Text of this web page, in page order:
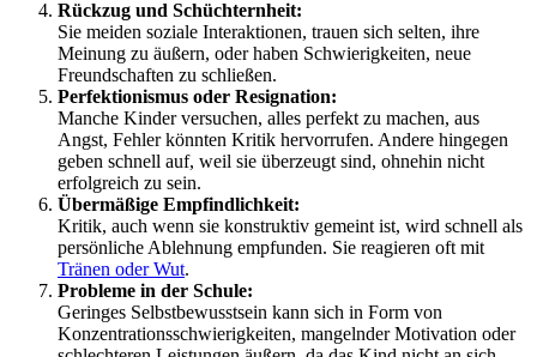
Rückzug und Schüchternheit:
Sie meiden soziale Interaktionen, trauen sich selten, ihre
Meinung zu äußern, oder haben Schwierigkeiten, neue
Freundschaften zu schließen.
Perfektionismus oder Resignation:
Manche Kinder versuchen, alles perfekt zu machen, aus
Angst, Fehler könnten Kritik hervorrufen. Andere hingegen
geben schnell auf, weil sie überzeugt sind, ohnehin nicht
erfolgreich zu sein.
Übermäßige Empfindlichkeit:
Kritik, auch wenn sie konstruktiv gemeint ist, wird schnell als
persönliche Ablehnung empfunden. Sie reagieren oft mit
Tränen oder Wut.
Probleme in der Schule:
Geringes Selbstbewusstsein kann sich in Form von
Konzentrationsschwierigkeiten, mangelnder Motivation oder